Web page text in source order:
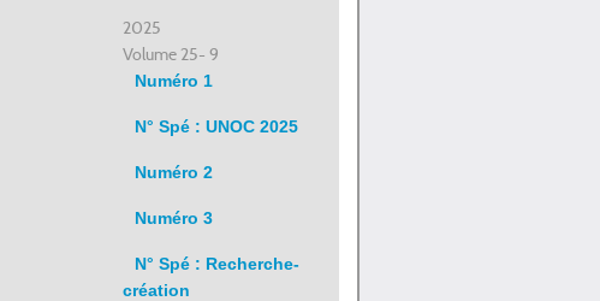
2025
Volume 25- 9
Numéro 1
N° Spé : UNOC 2025
Numéro 2
Numéro 3
N° Spé : Recherche-
création